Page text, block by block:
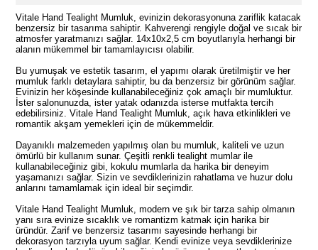
Vitale Hand Tealight Mumluk, evinizin dekorasyonuna zariflik katacak
benzersiz bir tasarıma sahiptir. Kahverengi rengiyle doğal ve sıcak bir
atmosfer yaratmanızı sağlar. 14x10x2,5 cm boyutlarıyla herhangi bir
alanın mükemmel bir tamamlayıcısı olabilir.
Bu yumuşak ve estetik tasarım, el yapımı olarak üretilmiştir ve her
mumluk farklı detaylara sahiptir, bu da benzersiz bir görünüm sağlar.
Evinizin her köşesinde kullanabileceğiniz çok amaçlı bir mumluktur.
İster salonunuzda, ister yatak odanızda isterse mutfakta tercih
edebilirsiniz. Vitale Hand Tealight Mumluk, açık hava etkinlikleri ve
romantik akşam yemekleri için de mükemmeldir.
Dayanıklı malzemeden yapılmış olan bu mumluk, kaliteli ve uzun
ömürlü bir kullanım sunar. Çeşitli renkli tealight mumlar ile
kullanabileceğiniz gibi, kokulu mumlarla da harika bir deneyim
yaşamanızı sağlar. Sizin ve sevdiklerinizin rahatlama ve huzur dolu
anlarını tamamlamak için ideal bir seçimdir.
Vitale Hand Tealight Mumluk, modern ve şık bir tarza sahip olmanın
yanı sıra evinize sıcaklık ve romantizm katmak için harika bir
üründür. Zarif ve benzersiz tasarımı sayesinde herhangi bir
dekorasyon tarzıyla uyum sağlar. Kendi evinize veya sevdiklerinize